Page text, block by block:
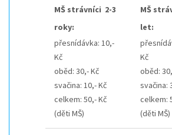
MŠ strávníci 2-3
roky:
přesnídávka: 10,-
Kč
oběd: 30,- Kč
svačina: 10,- Kč
celkem: 50,- Kč
(děti MŠ)
MŠ
let:
Kč
oběd:
svačina:
celkem:
(děti MŠ)